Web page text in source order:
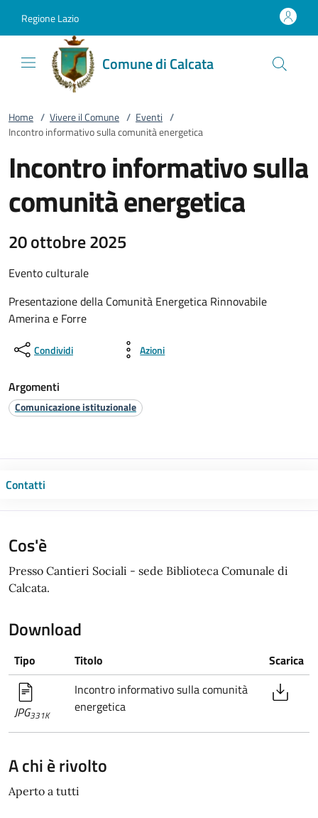
Regione Lazio
Comune di Calcata
Home / Vivere il Comune / Eventi /
Incontro informativo sulla comunità energetica
Incontro informativo sulla
comunità energetica
20 ottobre 2025
Evento culturale
Presentazione della Comunità Energetica Rinnovabile
Amerina e Forre
Condividi Azioni
Argomenti
Comunicazione istituzionale
Contatti
Cos'è
Presso Cantieri Sociali - sede Biblioteca Comunale di
Calcata.
Download
Tipo Titolo Scarica
JPG331K
Incontro informativo sulla comunità
energetica
A chi è rivolto
Aperto a tutti